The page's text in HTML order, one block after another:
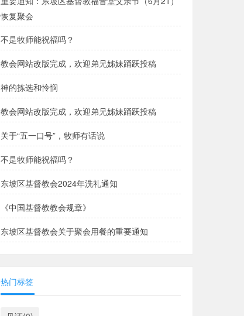
恢复聚会
不是牧师能祝福吗？
教会网站改版完成，欢迎弟兄姊妹踊跃投稿
神的拣选和怜悯
教会网站改版完成，欢迎弟兄姊妹踊跃投稿
关于“五一口号”，牧师有话说
不是牧师能祝福吗？
东坡区基督教会2024年洗礼通知
《中国基督教教会规章》
东坡区基督教会关于聚会用餐的重要通知
热门标签